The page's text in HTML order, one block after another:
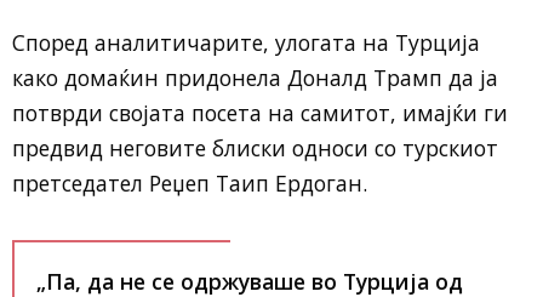
Според аналитичарите, улогата на Турција
како домаќин придонела Доналд Трамп да ја
потврди својата посета на самитот, имајќи ги
предвид неговите блиски односи со турскиот
претседател Реџеп Таип Ердоган.
„Па, да не се одржуваше во Турција од